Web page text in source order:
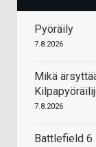
Pyöräily
7.8.2026
Mikä
7.8.2026
Battlefield 6